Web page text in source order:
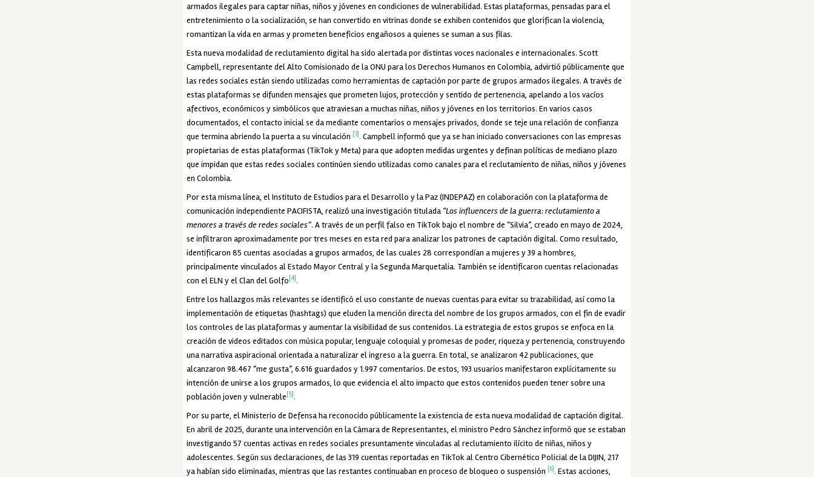
armados ilegales para captar niñas, niños y jóvenes en condiciones de vulnerabilidad. Estas plataformas, pensadas para el
entretenimiento o la socialización, se han convertido en vitrinas donde se exhiben contenidos que glorifican la violencia,
romantizan la vida en armas y prometen beneficios engañosos a quienes se suman a sus filas.
Esta nueva modalidad de reclutamiento digital ha sido alertada por distintas voces nacionales e internacionales. Scott
Campbell, representante del Alto Comisionado de la ONU para los Derechos Humanos en Colombia, advirtió públicamente que
las redes sociales están siendo utilizadas como herramientas de captación por parte de grupos armados ilegales. A través de
estas plataformas se difunden mensajes que prometen lujos, protección y sentido de pertenencia, apelando a los vacíos
afectivos, económicos y simbólicos que atraviesan a muchas niñas, niños y jóvenes en los territorios. En varios casos
documentados, el contacto inicial se da mediante comentarios o mensajes privados, donde se teje una relación de confianza
que termina abriendo la puerta a su vinculación [3] . Campbell informó que ya se han iniciado conversaciones con las empresas
propietarias de estas plataformas (TikTok y Meta) para que adopten medidas urgentes y definan políticas de mediano plazo
que impidan que estas redes sociales continúen siendo utilizadas como canales para el reclutamiento de niñas, niños y jóvenes
en Colombia.
Por esta misma línea, el Instituto de Estudios para el Desarrollo y la Paz (INDEPAZ) en colaboración con la plataforma de
comunicación independiente PACIFISTA, realizó una investigación titulada “Los influencers de la guerra: reclutamiento a
menores a través de redes sociales”. A través de un perfil falso en TikTok bajo el nombre de “Silvia”, creado en mayo de 2024,
se infiltraron aproximadamente por tres meses en esta red para analizar los patrones de captación digital. Como resultado,
identificaron 85 cuentas asociadas a grupos armados, de las cuales 28 correspondían a mujeres y 39 a hombres,
principalmente vinculados al Estado Mayor Central y la Segunda Marquetalia. También se identificaron cuentas relacionadas
con el ELN y el Clan del Golfo [4] .
Entre los hallazgos más relevantes se identificó el uso constante de nuevas cuentas para evitar su trazabilidad, así como la
implementación de etiquetas (hashtags) que eluden la mención directa del nombre de los grupos armados, con el fin de evadir
los controles de las plataformas y aumentar la visibilidad de sus contenidos. La estrategia de estos grupos se enfoca en la
creación de videos editados con música popular, lenguaje coloquial y promesas de poder, riqueza y pertenencia, construyendo
una narrativa aspiracional orientada a naturalizar el ingreso a la guerra. En total, se analizaron 42 publicaciones, que
alcanzaron 98.467 “me gusta”, 6.616 guardados y 1.997 comentarios. De estos, 193 usuarios manifestaron explícitamente su
intención de unirse a los grupos armados, lo que evidencia el alto impacto que estos contenidos pueden tener sobre una
población joven y vulnerable [5] .
Por su parte, el Ministerio de Defensa ha reconocido públicamente la existencia de esta nueva modalidad de captación digital.
En abril de 2025, durante una intervención en la Cámara de Representantes, el ministro Pedro Sánchez informó que se estaban
investigando 57 cuentas activas en redes sociales presuntamente vinculadas al reclutamiento ilícito de niñas, niños y
adolescentes. Según sus declaraciones, de las 319 cuentas reportadas en TikTok al Centro Cibernético Policial de la DIJIN, 217
ya habían sido eliminadas, mientras que las restantes continuaban en proceso de bloqueo o suspensión [6] . Estas acciones,